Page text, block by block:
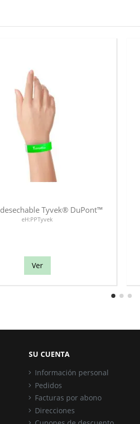
Tyvek® DuPont™
eH:PPTyvek
Ver
SU CUENTA
Información personal
Pedidos
Facturas por abono
Direcciones